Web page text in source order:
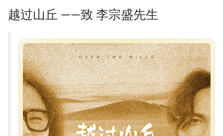
越过山丘 ——致 李宗盛先生